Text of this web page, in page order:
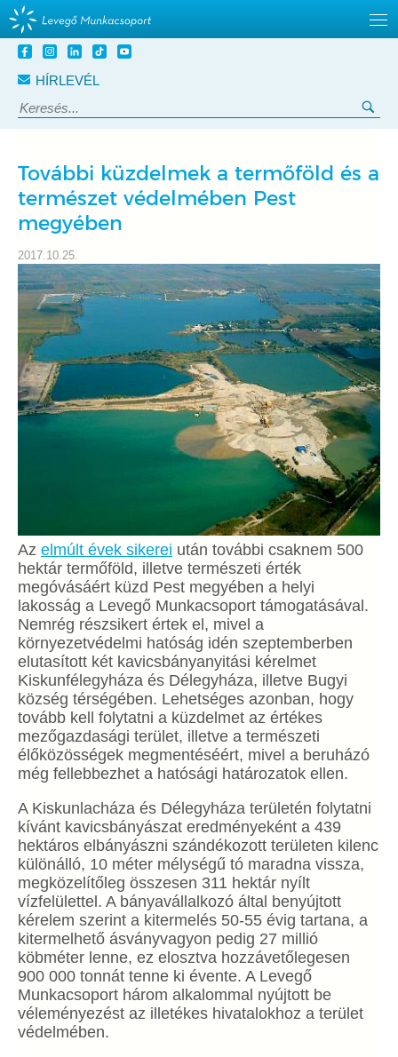
Tovább
tartalomra
HÍRLEVÉL
Keresés:
További küzdelmek a termőföld és a
természet védelmében Pest
megyében
2017.10.25.
Az elmúlt évek sikerei után további csaknem 500
hektár termőföld, illetve természeti érték
megóvásáért küzd Pest megyében a helyi
lakosság a Levegő Munkacsoport támogatásával.
Nemrég részsikert értek el, mivel a
környezetvédelmi hatóság idén szeptemberben
elutasított két kavicsbányanyitási kérelmet
Kiskunfélegyháza és Délegyháza, illetve Bugyi
község térségében. Lehetséges azonban, hogy
tovább kell folytatni a küzdelmet az értékes
mezőgazdasági terület, illetve a természeti
élőközösségek megmentéséért, mivel a beruházó
még fellebbezhet a hatósági határozatok ellen.
A Kiskunlacháza és Délegyháza területén folytatni
kívánt kavicsbányászat eredményeként a 439
hektáros elbányászni szándékozott területen kilenc
különálló, 10 méter mélységű tó maradna vissza,
megközelítőleg összesen 311 hektár nyílt
vízfelülettel. A bányavállalkozó által benyújtott
kérelem szerint a kitermelés 50-55 évig tartana, a
kitermelhető ásványvagyon pedig 27 millió
köbméter lenne, ez elosztva hozzávetőlegesen
900 000 tonnát tenne ki évente. A Levegő
Munkacsoport három alkalommal nyújtott be
véleményezést az illetékes hivatalokhoz a terület
védelmében.